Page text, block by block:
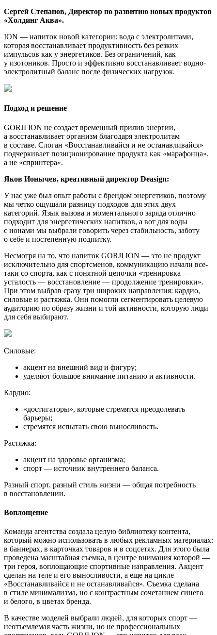
Сергей Степанов, Директор по развитию новых продуктов
«Холдинг Аква».
ION — напиток новой категории: вода с электролитами,
которая восстанавливает продуктивность без резких
импульсов как у энергетиков. Без ограничений, как
у изотоников. Просто и эффективно восстанавливает водно-
электролитный баланс после физических нагрузок.
Подход и решение
GORJI ION не создает временный прилив энергии,
а восстанавливает организм благодаря электролитам
в составе. Слоган «Восстанавливайся и не останавливайся»
подчеркивает позиционирование продукта как «марафонца»,
а не «спринтера».
Яков Ионычев, креативный директор Deasign:
У нас уже был опыт работы с брендом энергетиков, поэтому
мы четко ощущали разницу подходов для этих двух
категорий. Язык вызова и моментального заряда отлично
подходит для энергетических напитков, а вот для воды
с ионами мы выбрали говорить через стабильность, заботу
о себе и постепенную подпитку.
Несмотря на то, что напиток GORJI ION — это не продукт
исключительно для спортсменов, коммуникацию начали все-
таки со спорта, как с понятной цепочки «тренировка —
усталость — восстановление — продолжение тренировки».
При этом выбрав сразу три широких направления: кардио,
силовые и растяжка. Они помогли сегментировать целевую
аудиторию по образу жизни и той активности, которую люди
для себя выбирают.
Силовые:
акцент на внешний вид и фигуру;
уделяют большое внимание питанию и активности.
Кардио:
«достигаторы», которые стремятся преодолевать
барьеры;
стремятся испытать свою выносливость.
Растяжка:
акцент на здоровье организма;
спорт — источник внутреннего баланса.
Разный спорт, разный стиль жизни — общая потребность
в восстановлении.
Воплощение
Команда агентства создала целую библиотеку контента,
который можно использовать в любых рекламных материалах:
в баннерах, в карточках товаров и в соцсетях. Для этого была
проведена масштабная съемка, в центре внимания которой —
три героя, воплощающие спортивные направления. Акцент
сделан на теле и его выносливости, а еще на цикле
«Восстанавливайся и не останавливайся». Съемка сделана
в стиле минимализма, но с контрастным сочетанием синего
и белого, в цветах бренда.
В качестве моделей выбрали людей, для которых спорт —
неотъемлемая часть жизни, но не профессиональных